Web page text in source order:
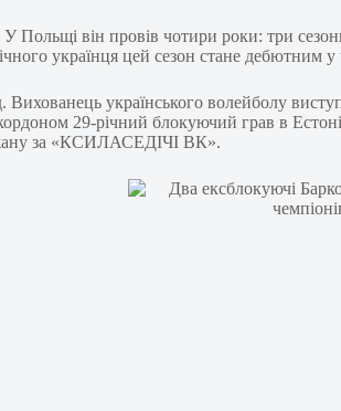
він провів чотири роки: три
українця цей сезон стане дебютним у
Вихованець українського волейболу
29-річний блокуючий грав в
за «КСИЛАСЕДІЧІ ВК».